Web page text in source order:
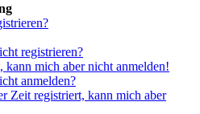
registrieren?
kann mich aber nicht anmelden!
anmelden?
Zeit registriert, kann mich aber